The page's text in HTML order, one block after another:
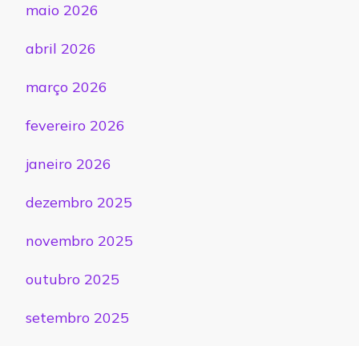
maio 2026
abril 2026
março 2026
fevereiro 2026
janeiro 2026
dezembro 2025
novembro 2025
outubro 2025
setembro 2025